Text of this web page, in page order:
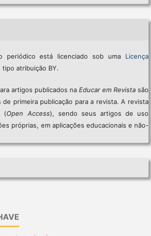
periódico está licenciado sob uma Licença
tipo atribuição BY.
artigos publicados naEducar em Revista são
primeira publicação para a revista. A revista
(Open Access), sendo seus artigos de uso
próprias, em aplicações educacionais e não-